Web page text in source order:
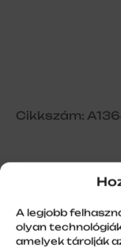
A legjobb
olyan
amelyek tárolják
Cikkszám:
Mini íves